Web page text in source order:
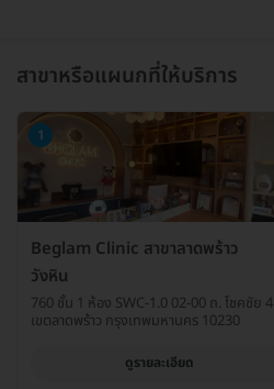
สาขาหรือแผนกที่ให้บริการ
1
Beglam Clinic สาขาลาดพร้าว
วังหิน
760 ชั้น 1 ห้อง SWC-1.0 02-00 ถ. โชคชัย 4
เขตลาดพร้าว กรุงเทพมหานคร 10230
ดูรายละเอียด